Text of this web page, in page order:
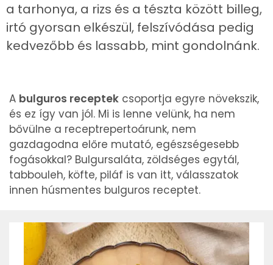
a tarhonya, a rizs és a tészta között billeg,
irtó gyorsan elkészül, felszívódása pedig
kedvezőbb és lassabb, mint gondolnánk.
A bulguros receptek csoportja egyre növekszik,
és ez így van jól. Mi is lenne velünk, ha nem
bővülne a receptrepertoárunk, nem
gazdagodna előre mutató, egészségesebb
fogásokkal? Bulgursaláta, zöldséges egytál,
tabbouleh, köfte, piláf is van itt, válasszatok
innen húsmentes bulguros receptet.